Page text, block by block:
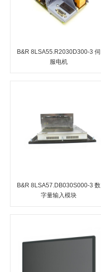
B&R 8LSA55.R2030D300-3 伺
服电机
B&R 8LSA57.DB030S000-3 数
字量输入模块